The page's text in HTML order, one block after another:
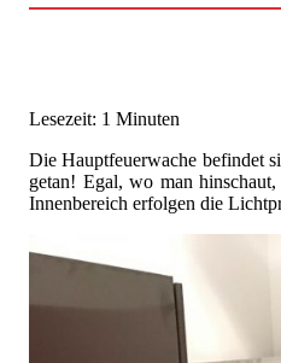
Lesezeit: 1 Minuten
Die Hauptfeuerwache befindet
getan! Egal, wo man
Innenbereich erfolgen die